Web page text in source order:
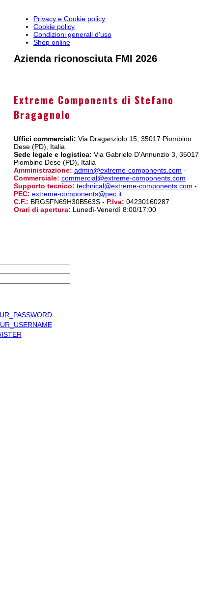
Privacy e Cookie policy
Cookie policy
Condizioni generali d'uso
Shop online
Azienda riconosciuta FMI 2026
Extreme Components di Stefano
Bragagnolo
Uffici commerciali: Via Draganziolo 15, 35017 Piombino
Dese (PD), Italia
Sede legale e logistica: Via Gabriele D'Annunzio 3, 35017
Piombino Dese (PD), Italia
Amministrazione: admin@extreme-components.com -
Commerciale: commercial@extreme-components.com
Supporto tecnico: technical@extreme-components.com -
PEC: extreme-components@pec.it
C.F.: BRGSFN69H30B563S - P.Iva: 04230160287
Orari di apertura: Lunedì-Venerdì 8:00/17:00